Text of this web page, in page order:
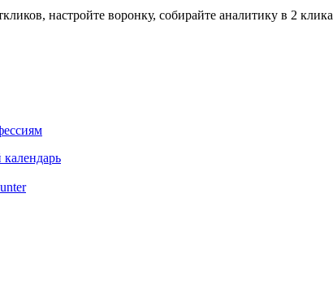
настройте воронку, собирайте аналитику в 2 клика